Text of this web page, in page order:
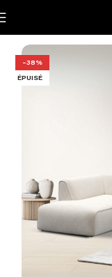
Canapés 2
-38%
ÉPUISÉ